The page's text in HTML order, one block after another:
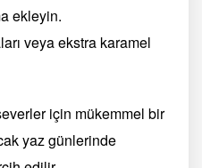
ekleyin.
veya ekstra karamel
için mükemmel bir
yaz günlerinde